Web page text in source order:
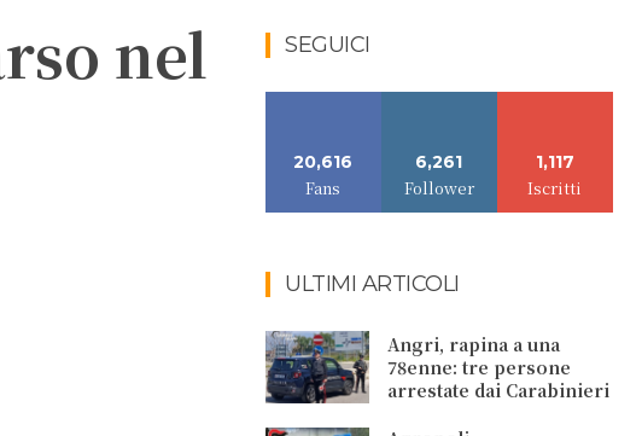
nel
SEGUICI
20,616
Fans
6,261
Follower
1,117
Iscritti
ULTIMI ARTICOLI
Angri, rapina a una
78enne: tre persone
arrestate dai Carabinieri